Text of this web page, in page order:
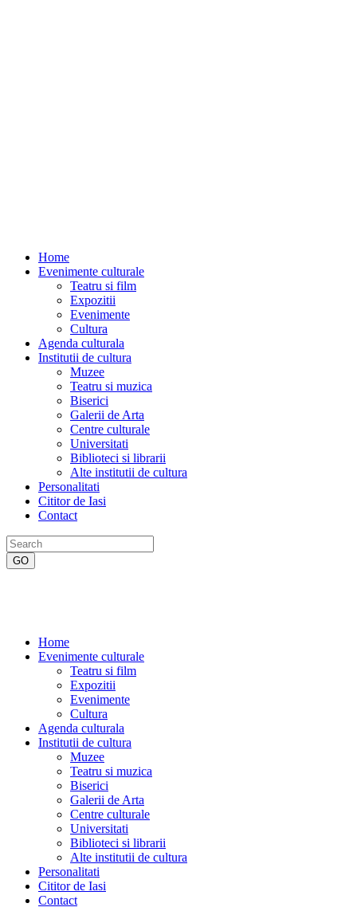
Home
Evenimente culturale
Teatru si film
Expozitii
Evenimente
Cultura
Agenda culturala
Institutii de cultura
Muzee
Teatru si muzica
Biserici
Galerii de Arta
Centre culturale
Universitati
Biblioteci si librarii
Alte institutii de cultura
Personalitati
Cititor de Iasi
Contact
Home
Evenimente culturale
Teatru si film
Expozitii
Evenimente
Cultura
Agenda culturala
Institutii de cultura
Muzee
Teatru si muzica
Biserici
Galerii de Arta
Centre culturale
Universitati
Biblioteci si librarii
Alte institutii de cultura
Personalitati
Cititor de Iasi
Contact